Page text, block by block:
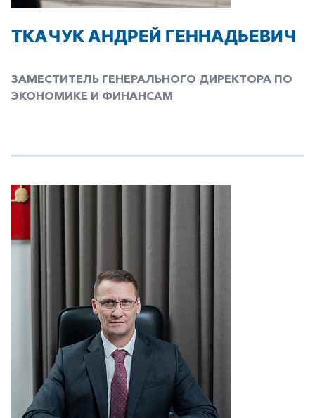
ТКАЧУК АНДРЕЙ ГЕННАДЬЕВИЧ
ЗАМЕСТИТЕЛЬ ГЕНЕРАЛЬНОГО ДИРЕКТОРА ПО
ЭКОНОМИКЕ И ФИНАНСАМ